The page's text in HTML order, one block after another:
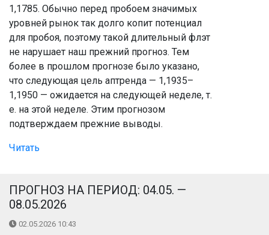
1,1785. Обычно перед пробоем значимых
уровней рынок так долго копит потенциал
для пробоя, поэтому такой длительный флэт
не нарушает наш прежний прогноз. Тем
более в прошлом прогнозе было указано,
что следующая цель аптренда — 1,1935–
1,1950 — ожидается на следующей неделе, т.
е. на этой неделе. Этим прогнозом
подтверждаем прежние выводы.
Читать
ПРОГНОЗ НА ПЕРИОД: 04.05. —
08.05.2026
02.05.2026 10:43